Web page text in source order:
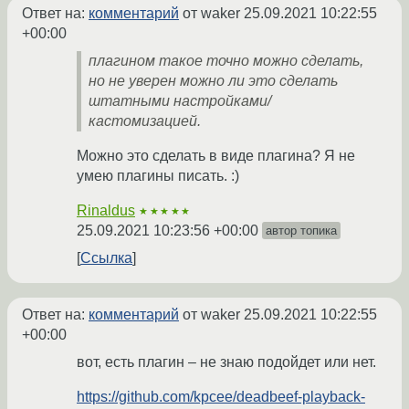
Ответ на: комментарий от waker 25.09.2021 10:22:55
+00:00
плагином такое точно можно сделать,
но не уверен можно ли это сделать
штатными настройками/
кастомизацией.
Можно это сделать в виде плагина? Я не
умею плагины писать. :)
Rinaldus ★★★★★
25.09.2021 10:23:56 +00:00 автор топика
Ссылка
Ответ на: комментарий от waker 25.09.2021 10:22:55
+00:00
вот, есть плагин – не знаю подойдет или нет.
https://github.com/kpcee/deadbeef-playback-